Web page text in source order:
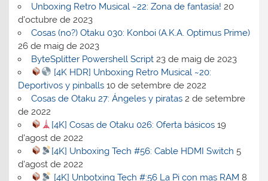
Unboxing Retro Musical ~22: Zona de fantasía! 20
d'octubre de 2023
Cosas (no?) Otaku 030: Konboi (A.K.A. Optimus Prime)
26 de maig de 2023
ByteSplitter Powershell Script 23 de maig de 2023
[4K HDR] Unboxing Retro Musical ~20:
Deportivos y pinballs 10 de setembre de 2022
Cosas de Otaku 27: Ángeles y piratas 2 de setembre
de 2022
[4K] Cosas de Otaku 026: Oferta básicos 19
d'agost de 2022
[4K] Unboxing Tech #56: Cable HDMI Switch 5
d'agost de 2022
[4K] Unbotxing Tech #:56 La Pi con mas RAM 8